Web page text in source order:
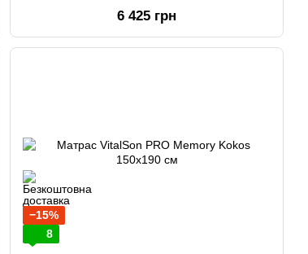
6 425 грн
−15%
8